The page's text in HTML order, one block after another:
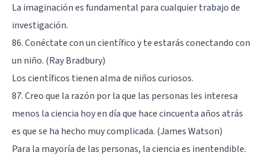
La imaginación es fundamental para cualquier trabajo de
investigación.
86. Conéctate con un científico y te estarás conectando con
un niño. (Ray Bradbury)
Los científicos tienen alma de niños curiosos.
87. Creo que la razón por la que las personas les interesa
menos la ciencia hoy en día que hace cincuenta años atrás
es que se ha hecho muy complicada. (James Watson)
Para la mayoría de las personas, la ciencia es inentendible.